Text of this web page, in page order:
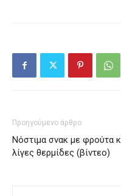
Προηγούμενο άρθρο
Νόστιμα σνακ με φρούτα
λίγες θερμίδες (βίντεο)